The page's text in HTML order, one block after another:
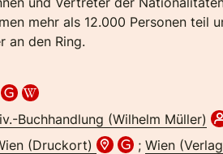
mehr als 12.000 Personen teil
an den Ring.
Buchhandlung (Wilhelm Müller)
(Druckort) ;Wien